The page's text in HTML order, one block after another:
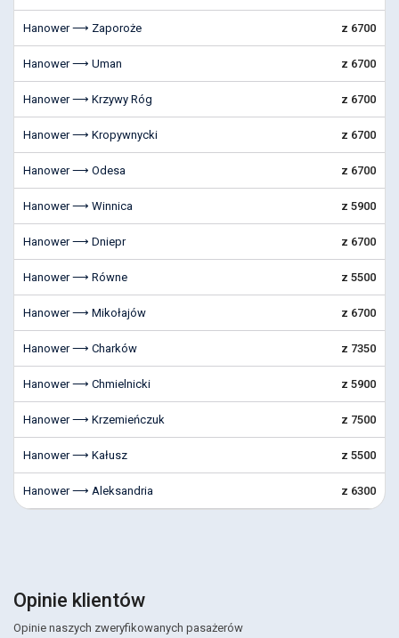
Hanower ⟶ Zaporoże z 6700
Hanower ⟶ Uman z 6700
Hanower ⟶ Krzywy Róg z 6700
Hanower ⟶ Kropywnycki z 6700
Hanower ⟶ Odesa z 6700
Hanower ⟶ Winnica z 5900
Hanower ⟶ Dniepr z 6700
Hanower ⟶ Równe z 5500
Hanower ⟶ Mikołajów z 6700
Hanower ⟶ Charków z 7350
Hanower ⟶ Chmielnicki z 5900
Hanower ⟶ Krzemieńczuk z 7500
Hanower ⟶ Kałusz z 5500
Hanower ⟶ Aleksandria z 6300
Opinie klientów
Opinie naszych zweryfikowanych pasażerów